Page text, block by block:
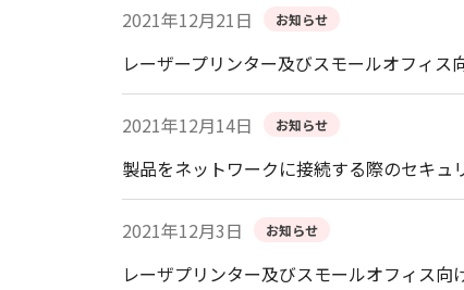
2021年12月21日 お知らせ
レーザープリンター及びスモールオフィ
2021年12月14日 お知らせ
製品をネットワークに接続する際のセキュ
2021年12月3日 お知らせ
レーザプリンター及びスモールオフィス